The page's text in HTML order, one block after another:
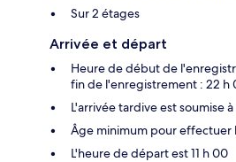
Sur 2 étages
Arrivée et départ
Heure de début de
fin de l'enregistrement : 22 h
L'arrivée tardive est soumise
Âge minimum pour effectuer
L'heure de départ est 11 h 00